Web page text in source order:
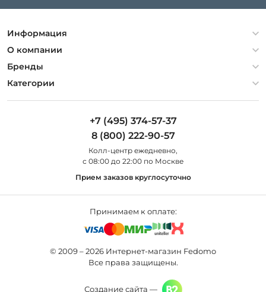
Информация
Политика конфиденциальности
Гарантия
Оплата и доставка
О компании
О компании
Контакты
Бренды
Artelamp
Категории
Люстры
Уличные светильники
+7 (495) 374-57-37
8 (800) 222-90-57
Колл-центр eжедневно,
с 08:00 до 22:00 по Москве
Прием заказов круглосуточно
Принимаем к оплате:
© 2009 – 2026 Интернет-магазин Fedomo
Все права защищены.
Создание сайта —